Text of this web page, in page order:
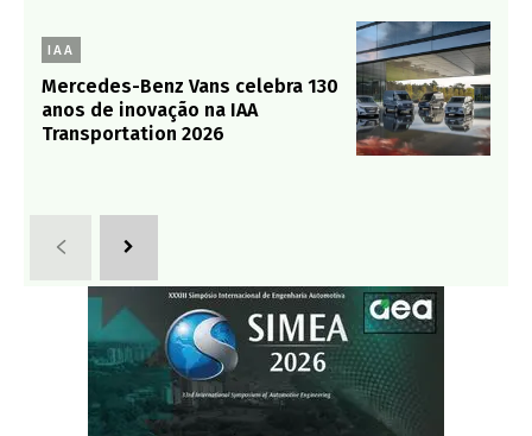
IAA
Mercedes-Benz Vans celebra 130
anos de inovação na IAA
Transportation 2026